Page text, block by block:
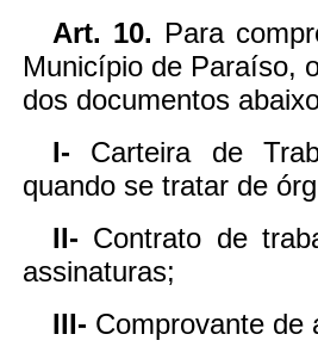
Art. 10. Para
Município de Paraíso,
dos documentos
I- Carteira de
quando se tratar de
II- Contrato de
assinaturas;
III- Comprovante de